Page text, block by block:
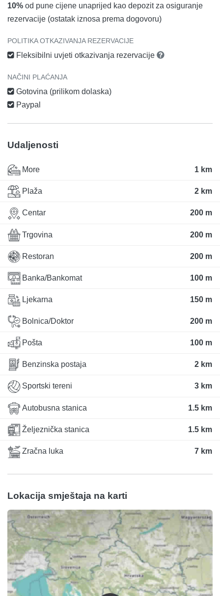
10% od pune cijene unaprijed kao depozit za osiguranje
rezervacije (ostatak iznosa prema dogovoru)
POLITIKA OTKAZIVANJA REZERVACIJE
Fleksibilni uvjeti otkazivanja rezervacije
NAČINI PLAĆANJA
Gotovina (prilikom dolaska)
Paypal
Udaljenosti
More 1 km
Plaža 2 km
Centar 200 m
Trgovina 200 m
Restoran 200 m
Banka/Bankomat 100 m
Ljekarna 150 m
Bolnica/Doktor 200 m
Pošta 100 m
Benzinska postaja 2 km
Sportski tereni 3 km
Autobusna stanica 1.5 km
Željeznička stanica 1.5 km
Zračna luka 7 km
Lokacija smještaja na karti